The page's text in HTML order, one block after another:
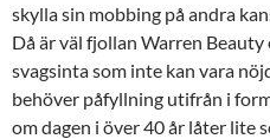
skylla sin mobbing på andra
Då är väl fjollan Warren
svagsinta som inte kan vara
behöver påfyllning utifrån i
om dagen i över 40 år låter lite